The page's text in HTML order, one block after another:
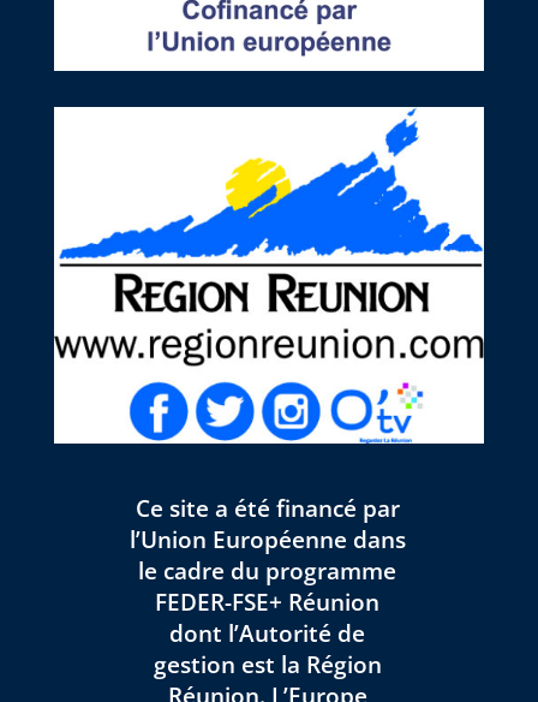
Ce site a été financé par
l’Union Européenne dans
le cadre du programme
FEDER-FSE+ Réunion
dont l’Autorité de
gestion est la Région